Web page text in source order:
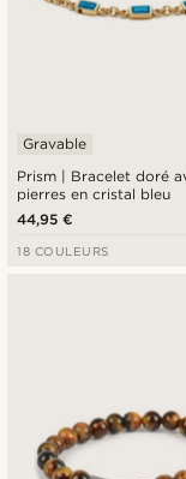
Prism | Bracelet doré
pierres en cristal bleu
Gravable
44,95 €
18 COULEURS